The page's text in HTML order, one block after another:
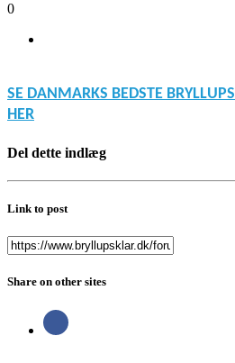
0
SE DANMARKS BEDSTE
HER
Del dette indlæg
Link to post
Share on other sites